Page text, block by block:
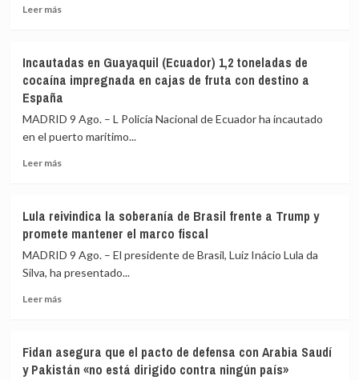
en
familias
jóvenes
no
pueden
acceder
la
Leer másLeer
ICE
equipará
a
todos
agentes
con
agosto
Incautadas en Guayaquil (Ecuador) 1,2 toneladas de
cocaína impregnada en cajas de fruta con destino a
España
MADRID 9 Ago. – L Policía Nacional de Ecuador ha incautado
en el puerto marítimo...
Leer másLeer
en
Guayaquil
(Ecuador)
toneladas
de
cajas
de
Lula reivindica la soberanía de Brasil frente a Trump y
promete mantener el marco fiscal
MADRID 9 Ago. – El presidente de Brasil, Luiz Inácio Lula da
Silva, ha presentado...
Leer másLeer
reivindica
la
Fidan asegura que el pacto de defensa con Arabia Saudí
y Pakistán «no está dirigido contra ningún país»